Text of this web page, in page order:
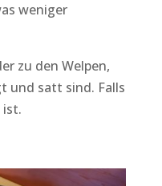
weniger
zu den Welpen,
und satt sind. Falls
ist.